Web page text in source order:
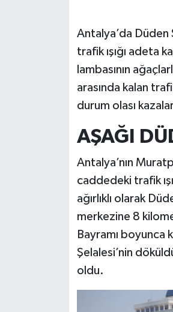
Antalya’da
trafik ışığı adeta
lambasının
arasında kalan
durum olası
AŞAĞI
Antalya’nın
caddedeki trafik
ağırlıklı olarak
merkezine 8
Bayramı
Şelalesi’nin
oldu.